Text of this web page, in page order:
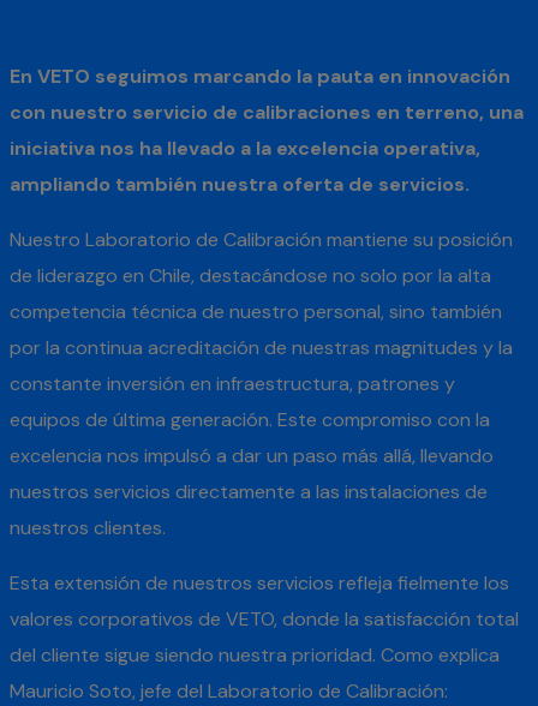
En VETO seguimos marcando la pauta en innovación
con nuestro servicio de calibraciones en terreno, una
iniciativa nos ha llevado a la excelencia operativa,
ampliando también nuestra oferta de servicios.
Nuestro Laboratorio de Calibración mantiene su posición
de liderazgo en Chile, destacándose no solo por la alta
competencia técnica de nuestro personal, sino también
por la continua acreditación de nuestras magnitudes y la
constante inversión en infraestructura, patrones y
equipos de última generación. Este compromiso con la
excelencia nos impulsó a dar un paso más allá, llevando
nuestros servicios directamente a las instalaciones de
nuestros clientes.
Esta extensión de nuestros servicios refleja fielmente los
valores corporativos de VETO, donde la satisfacción total
del cliente sigue siendo nuestra prioridad. Como explica
Mauricio Soto, jefe del Laboratorio de Calibración: